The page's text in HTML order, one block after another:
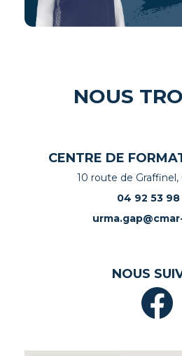
NOUS
CENTRE DE
10 route de
04 92 53
NOUS